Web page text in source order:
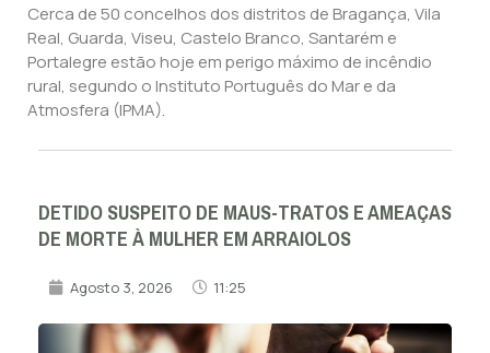
Cerca de 50 concelhos dos distritos de Bragança, Vila
Real, Guarda, Viseu, Castelo Branco, Santarém e
Portalegre estão hoje em perigo máximo de incêndio
rural, segundo o Instituto Português do Mar e da
Atmosfera (IPMA).
DETIDO SUSPEITO DE MAUS-TRATOS E AMEAÇAS
DE MORTE À MULHER EM ARRAIOLOS
Agosto 3, 2026 11:25